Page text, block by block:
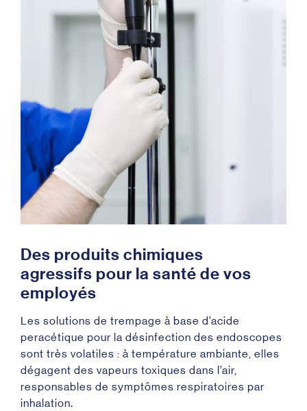
Des produits chimiques
agressifs pour la santé de vos
employés
Les solutions de trempage à base d’acide
peracétique pour la désinfection des endoscopes
sont très volatiles : à température ambiante, elles
dégagent des vapeurs toxiques dans l’air,
responsables de symptômes respiratoires par
inhalation.